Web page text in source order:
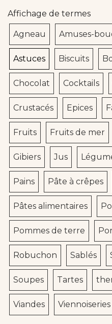
Affichage de termes
Agneau Amuses-
Astuces Biscuits
Chocolat Cocktails
Crustacés Epices
Fruits Fruits de mer
Gibiers Jus
Pains Pâte à crêpes
Pâtes alimentaires
Pommes de terre
Robuchon Sablés
Soupes Tartes
Viandes Viennoiseries